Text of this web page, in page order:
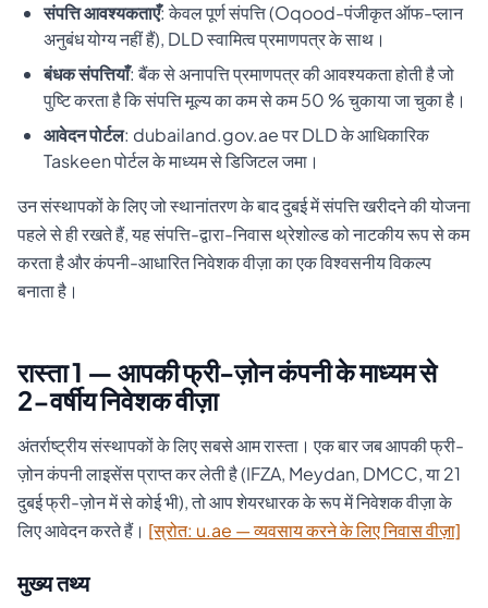
संपत्ति आवश्यकताएँ: केवल पूर्ण संपत्ति (Oqood-पंजीकृत ऑफ-प्लान
अनुबंध योग्य नहीं हैं), DLD स्वामित्व प्रमाणपत्र के साथ।
बंधक संपत्तियाँ: बैंक से अनापत्ति प्रमाणपत्र की आवश्यकता होती है जो
पुष्टि करता है कि संपत्ति मूल्य का कम से कम 50 % चुकाया जा चुका है।
आवेदन पोर्टल: dubailand.gov.ae पर DLD के आधिकारिक
Taskeen पोर्टल के माध्यम से डिजिटल जमा।
उन संस्थापकों के लिए जो स्थानांतरण के बाद दुबई में संपत्ति खरीदने की योजना
पहले से ही रखते हैं, यह संपत्ति-द्वारा-निवास थ्रेशोल्ड को नाटकीय रूप से कम
करता है और कंपनी-आधारित निवेशक वीज़ा का एक विश्वसनीय विकल्प
बनाता है।
रास्ता 1 — आपकी फ्री-ज़ोन कंपनी के माध्यम से
2-वर्षीय निवेशक वीज़ा
अंतर्राष्ट्रीय संस्थापकों के लिए सबसे आम रास्ता। एक बार जब आपकी फ्री-
ज़ोन कंपनी लाइसेंस प्राप्त कर लेती है (IFZA, Meydan, DMCC, या 21
दुबई फ्री-ज़ोन में से कोई भी), तो आप शेयरधारक के रूप में निवेशक वीज़ा के
लिए आवेदन करते हैं। [स्रोत: u.ae — व्यवसाय करने के लिए निवास वीज़ा]
मुख्य तथ्य